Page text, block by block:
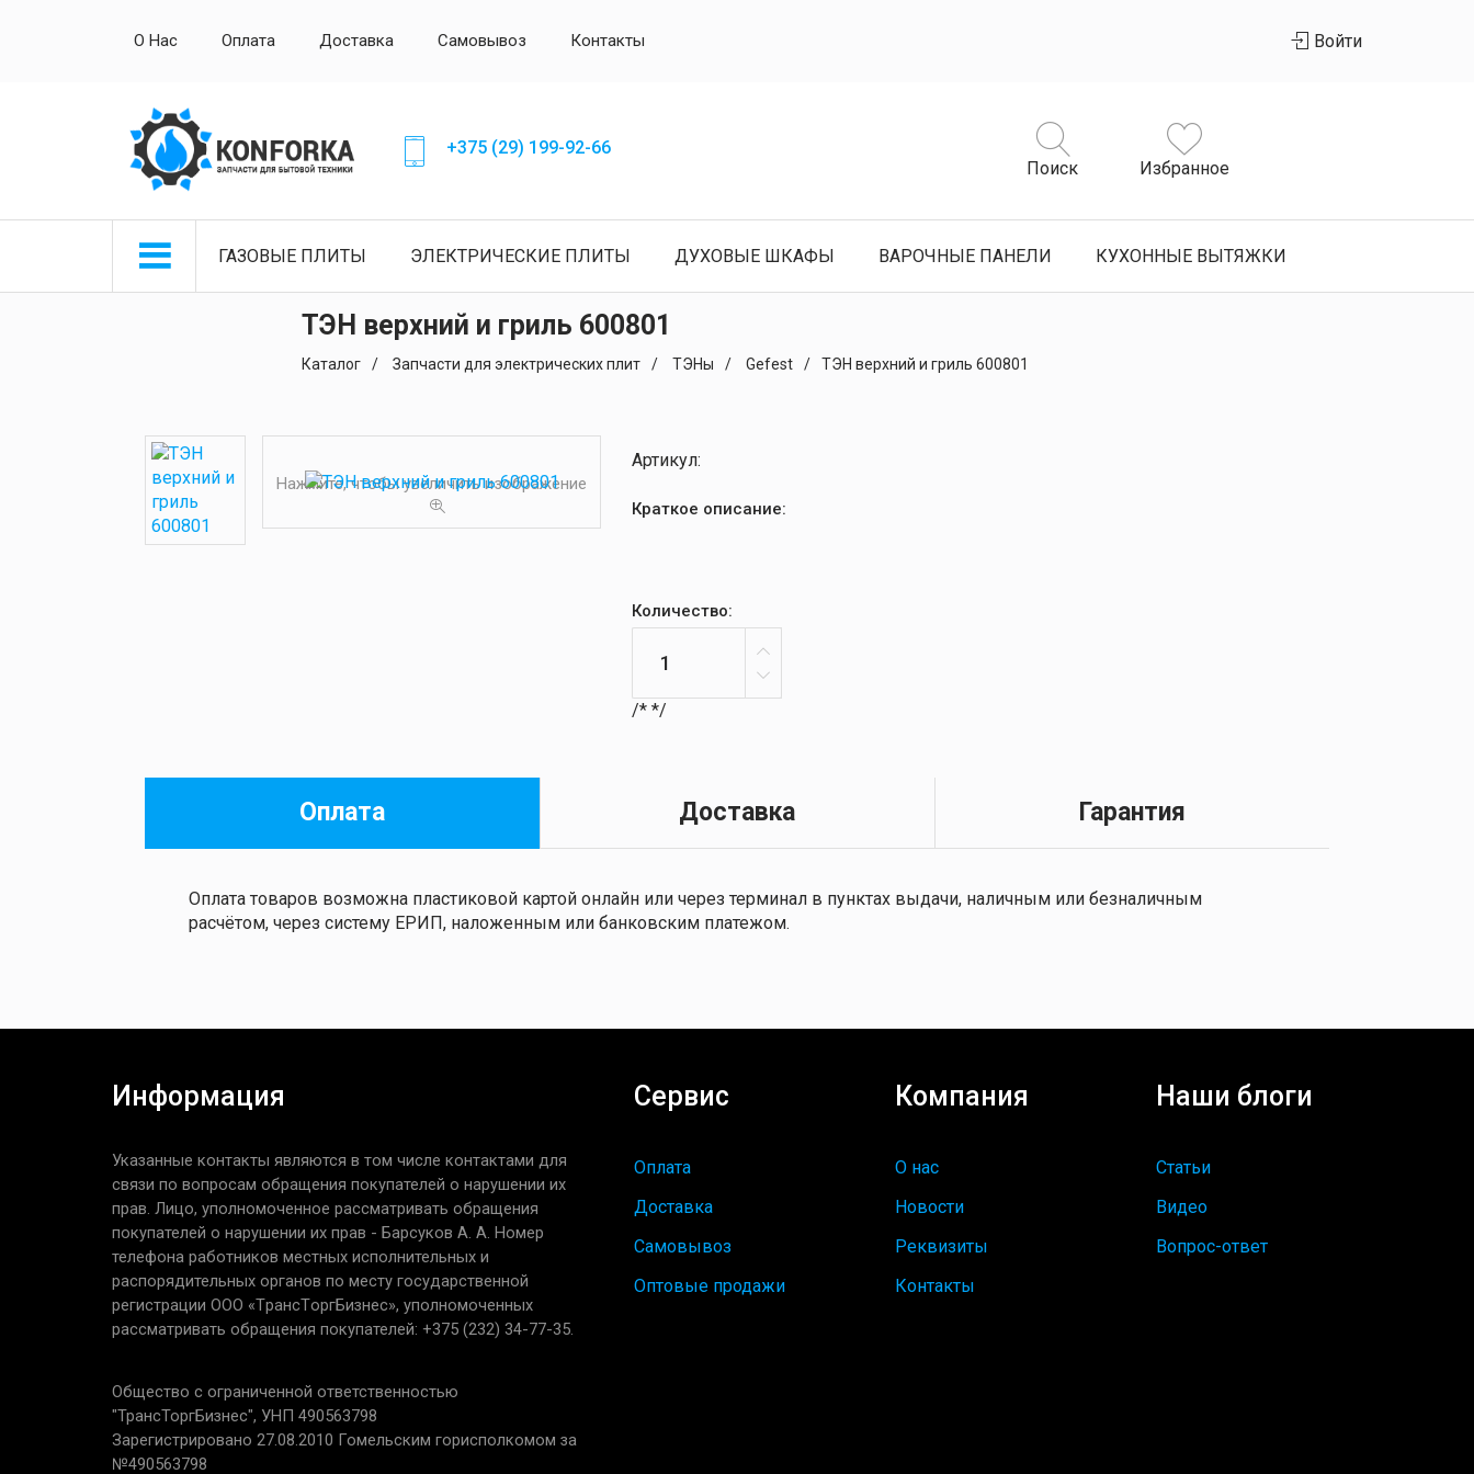
О Нас Оплата Доставка Самовывоз Контакты Войти
+375 (29) 199-92-66
Поиск
Избранное
ГАЗОВЫЕ ПЛИТЫ ЭЛЕКТРИЧЕСКИЕ ПЛИТЫ ДУХОВЫЕ ШКАФЫ ВАРОЧНЫЕ ПАНЕЛИ КУХОННЫЕ ВЫТЯЖКИ
ТЭН верхний и гриль 600801
Каталог Запчасти для электрических плит ТЭНы Gefest ТЭН верхний и гриль 600801
Нажмите, чтобы увеличить изображение
Артикул:
Краткое описание:
Количество:
/* */
Оплата Доставка Гарантия
Оплата товаров возможна пластиковой картой онлайн или через терминал в пунктах выдачи, наличным или безналичным
расчётом, через систему ЕРИП, наложенным или банковским платежом.
Информация
Указанные контакты являются в том числе контактами для
связи по вопросам обращения покупателей о нарушении их
прав. Лицо, уполномоченное рассматривать обращения
покупателей о нарушении их прав - Барсуков А. А. Номер
телефона работников местных исполнительных и
распорядительных органов по месту государственной
регистрации ООО «TрaнcТopгБизнec», уполномоченных
рассматривать обращения покупателей: +375 (232) 34-77-35.
Общество с ограниченной ответственностью
"ТрансТоргБизнес", УНП 490563798
Зарегистрировано 27.08.2010 Гомельским горисполкомом за
№490563798
Сервис
Оплата
Доставка
Самовывоз
Оптовые продажи
Компания
О нас
Новости
Реквизиты
Контакты
Наши блоги
Статьи
Видео
Вопрос-ответ